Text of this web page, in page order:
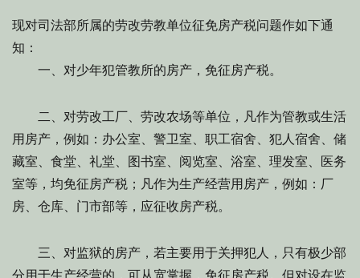
现对司法部所属的劳改劳教单位征免房产税问题作如下通
知：
一、对少年犯管教所的房产，免征房产税。
二、对劳改工厂、劳改农场等单位，凡作为管教或生活
用房产，例如：办公室、警卫室、职工宿舍、犯人宿舍、储
藏室、食堂、礼堂、图书室、阅览室、浴室、理发室、医务
室等，均免征房产税；凡作为生产经营用房产，例如：厂
房、仓库、门市部等，应征收房产税。
三、对监狱的房产，若主要用于关押犯人，只有极少部